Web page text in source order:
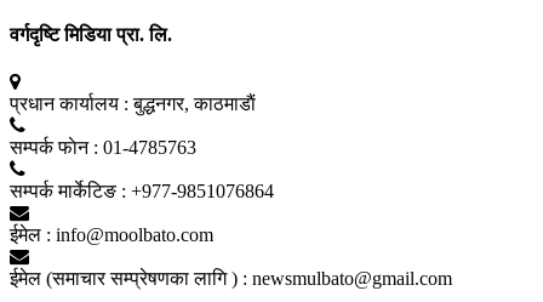
वर्गदृष्टि मिडिया प्रा. लि.
प्रधान कार्यालय : बुद्धनगर, काठमाडाैं
सम्पर्क फाेन : 01-4785763
सम्पर्क मार्केटिङ : +977-9851076864
ईमेल : info@moolbato.com
ईमेल (समाचार सम्प्रेषणका लागि ) : newsmulbato@gmail.com